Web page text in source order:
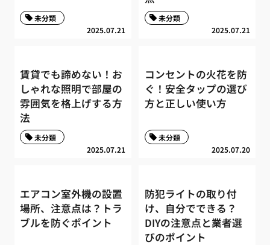
2025.07.21
未分類
2025.07.21
未分類
賃貸でも諦めない！お
しゃれな照明で部屋の
雰囲気を格上げする方
法
2025.07.21
未分類
コンセントの火花を防
ぐ！安全タップの選び
方と正しい使い方
2025.07.20
未分類
エアコン室外機の設置
場所、注意点は？トラ
ブルを防ぐポイント
防犯ライトの取り付
け、自分でできる？
DIYの注意点と業者選
びのポイント